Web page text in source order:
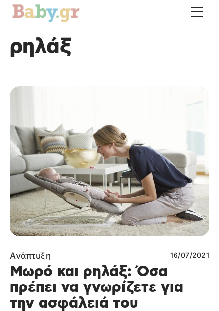
ρηλάξ
Ανάπτυξη 16/07/2021
Μωρό και ρηλάξ: Όσα
πρέπει να γνωρίζετε για
την ασφάλειά του